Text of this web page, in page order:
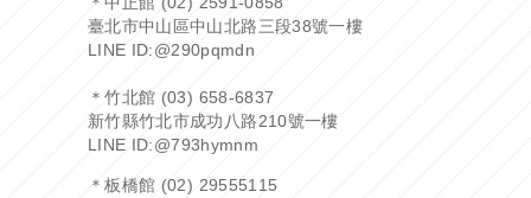
臺北市中山區中山北路三段38號一樓
LINE ID:@290pqmdn
＊竹北館 (03) 658-6837
新竹縣竹北市成功八路210號一樓
LINE ID:@793hymnm
＊板橋館 (02) 29555115